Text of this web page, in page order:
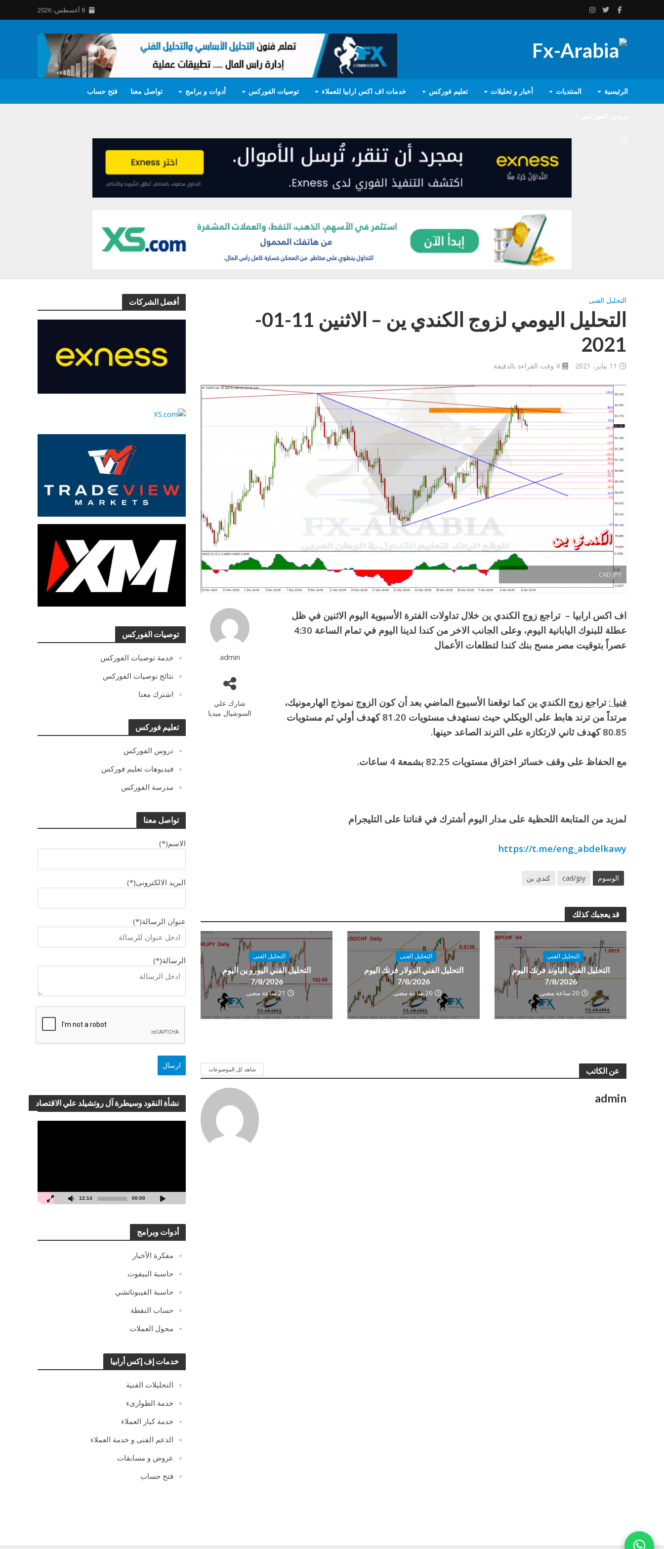
8 أغسطس، 2026
الرئيسية المنتديات أخبار و تحليلات تعليم فوركس خدمات اف اكس ارابيا للعملاء توصيات الفوركس أدوات و برامج تواصل معنا فتح حساب
أفضل الشركات
توصيات الفوركس
خدمة توصيات الفوركس
نتائج توصيات الفوركس
اشترك معنا
تعليم فوركس
دروس الفوركس
فيديوهات تعليم فوركس
مدرسة الفوركس
تواصل معنا
الاسم(*)
البريد الالكترونى(*)
عنوان الرسالة(*)
الرسالة(*)
نشأة النقود وسيطرة آل روتشيلد علي الاقتصاد
00:00
12:14
أدوات وبرامج
مفكرة الأخبار
حاسبة البيفوت
حاسبة الفيبوناتشي
حساب النقطة
محول العملات
خدمات إف إكس أرابيا
التحليلات الفنية
خدمة الطوارىء
خدمة كبار العملاء
الدعم الفنى و خدمة العملاء
عروض و مسابقات
فتح حساب
التحليل الفنى
التحليل اليومي لزوج الكندي ين – الاثنين 11-01-
2021
11 يناير، 2021 4 وقت القراءة بالدقيقة
CAD JPY
admin
شارك علي
السوشيال ميديا
اف اكس ارابيا – تراجع زوج الكندي ين خلال تداولات الفترة الأسيوية اليوم الاثنين في ظل
عطلة للبنوك اليابانية اليوم، وعلى الجانب الاخر من كندا لدينا اليوم في تمام الساعة 4:30
عصراً بتوقيت مصر مسح بنك كندا لتطلعات الأعمال
فنيا : تراجع زوج الكندي ين كما توقعنا الأسبوع الماضي بعد أن كون الزوج نموذج الهارمونيك،
مرتداً من ترند هابط على الويكلي حيث نستهدف مستويات 81.20 كهدف أولي ثم مستويات
80.85 كهدف ثاني لارتكازه على الترند الصاعد حينها.
مع الحفاظ على وقف خسائر اختراق مستويات 82.25 بشمعة 4 ساعات.
لمزيد من المتابعة اللحظية على مدار اليوم أشترك في قناتنا على التليجرام
https://t.me/eng_abdelkawy
الوسوم cad/jpy كندي ين
قد يعجبك كذلك
التحليل الفنى
التحليل الفني الباوند فرنك اليوم
7/8/2026
20 ساعة مضى
التحليل الفنى
التحليل الفني الدولار فرنك اليوم
7/8/2026
20 ساعة مضى
التحليل الفنى
التحليل الفني اليورو ين اليوم
7/8/2026
21 ساعة مضى
عن الكاتب شاهد كل الموضوعات
admin